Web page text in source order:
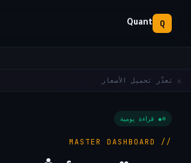
Q
Quant
⚠️ تعذّر تحميل الأسعار
● قراءة يومية
// MASTER DASHBOARD